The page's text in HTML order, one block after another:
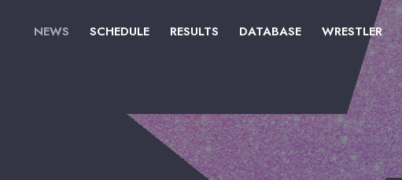
NEWS SCHEDULE RESULTS DATABASE WRESTLER